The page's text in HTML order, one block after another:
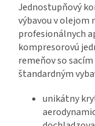
Jednostupňový
výbavou v olejom
profesionálnych
kompresorovú
remeňov so
štandardným
unikátny